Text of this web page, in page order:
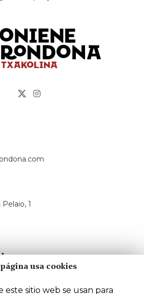
1
usa cookies
este sitio web se usan para